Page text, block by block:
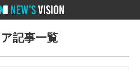
記事一覧